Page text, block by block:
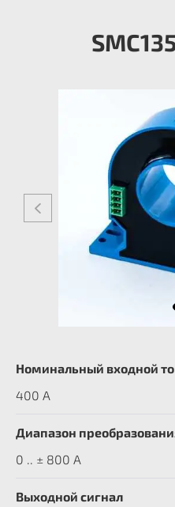
Номинальный входной
400 A
Диапазон
0 .. ± 800 А
Выходной сигнал